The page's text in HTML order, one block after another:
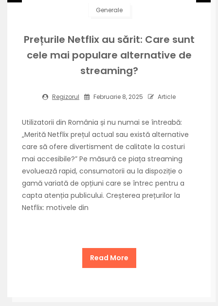
Generale
Prețurile Netflix au sărit: Care sunt
cele mai populare alternative de
streaming?
Regizorul Februarie 8, 2025 Article
Utilizatorii din România și nu numai se întreabă:
„Merită Netflix prețul actual sau există alternative
care să ofere divertisment de calitate la costuri
mai accesibile?” Pe măsură ce piața streaming
evoluează rapid, consumatorii au la dispoziție o
gamă variată de opțiuni care se întrec pentru a
capta atenția publicului. Creșterea prețurilor la
Netflix: motivele din
Read More